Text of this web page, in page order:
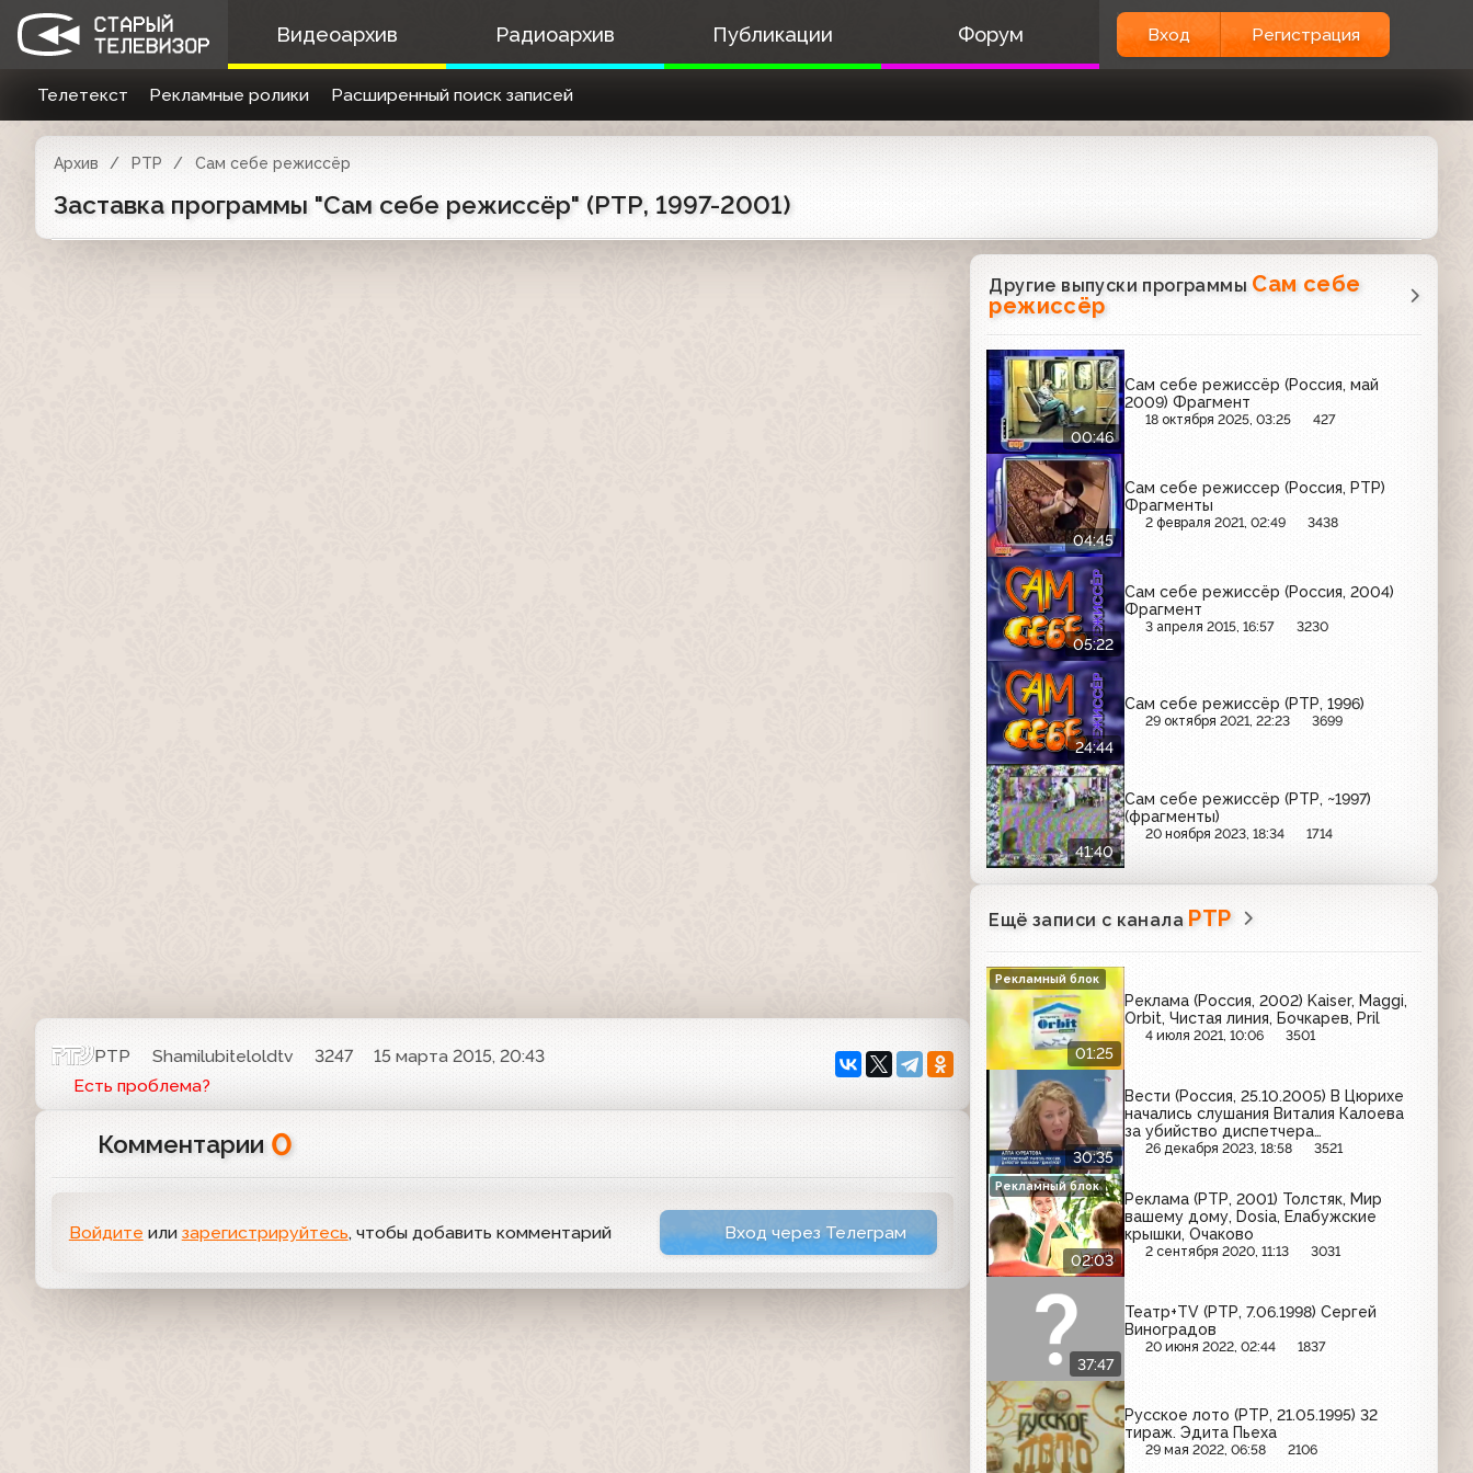
Видеоархив Радиоархив Публикации Форум Вход Регистрация
Телетекст Рекламные ролики Расширенный поиск записей
Архив РТР Сам себе режиссёр
Заставка программы "Сам себе режиссёр" (РТР, 1997-2001)
РТР Shamilubiteloldtv 3247
15 марта 2015, 20:43
Есть проблема?
Комментарии 0
Войдите или зарегистрируйтесь, чтобы добавить комментарий Вход через Телеграм
Другие выпуски программы Сам себе
режиссёр
00:46
Сам себе режиссёр (Россия, май
2009) Фрагмент
18 октября 2025, 03:25 427
04:45
Сам себе режиссер (Россия, РТР)
Фрагменты
2 февраля 2021, 02:49 3438
05:22
Сам себе режиссёр (Россия, 2004)
Фрагмент
3 апреля 2015, 16:57 3230
24:44
Сам себе режиссёр (РТР, 1996)
29 октября 2021, 22:23 3699
41:40
Сам себе режиссёр (РТР, ~1997)
(фрагменты)
20 ноября 2023, 18:34 1714
Ещё записи с канала РТР
01:25
Реклама (Россия, 2002) Kaiser, Maggi,
Orbit, Чистая линия, Бочкарев, Pril
4 июля 2021, 10:06 3501
Рекламный блок
30:35
Вести (Россия, 25.10.2005) В Цюрихе
начались слушания Виталия Калоева
за убийство диспетчера
швейцарской компании "SkyGuide",
высшей школах
26 декабря 2023, 18:58 3521
02:03
Реклама (РТР, 2001) Толстяк, Мир
вашему дому, Dosia, Елабужские
крышки, Очаково
2 сентября 2020, 11:13 3031
Рекламный блок
37:47
Театр+TV (РТР, 7.06.1998) Сергей
Виноградов
20 июня 2022, 02:44 1837
Русское лото (РТР, 21.05.1995) 32
тираж. Эдита Пьеха
29 мая 2022, 06:58 2106